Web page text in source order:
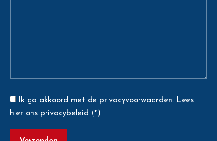
Ik ga akkoord met de privacyvoorwaarden. Lees
hier ons privacybeleid (*)